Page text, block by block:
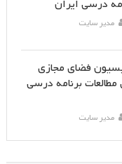
درسی ایران
مدیر سایت
فضای مجازی
برنامه درسی
مدیر سایت